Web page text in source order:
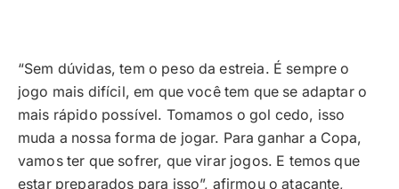
“Sem dúvidas, tem o peso da estreia. É sempre o
jogo mais difícil, em que você tem que se adaptar o
mais rápido possível. Tomamos o gol cedo, isso
muda a nossa forma de jogar. Para ganhar a Copa,
vamos ter que sofrer, que virar jogos. E temos que
estar preparados para isso”, afirmou o atacante,